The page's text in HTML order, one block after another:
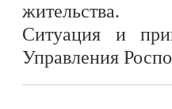
жительства.
Ситуация и
Управления